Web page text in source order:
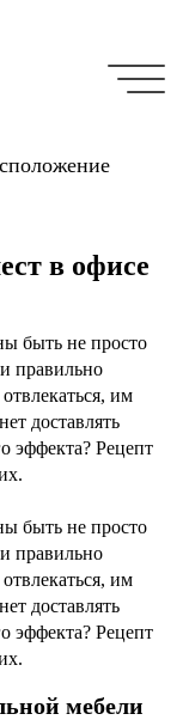
в офисе
быть не просто
правильно
им
доставлять
эффекта? Рецепт
быть не просто
правильно
им
доставлять
эффекта? Рецепт
мебели